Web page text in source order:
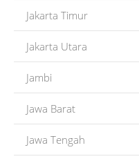
Jakarta Timur
Jakarta Utara
Jambi
Jawa Barat
Jawa Tengah